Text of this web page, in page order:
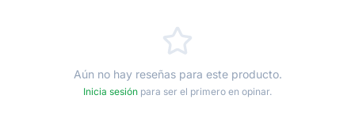
Aún no hay reseñas para este producto.
Inicia sesión para ser el primero en opinar.